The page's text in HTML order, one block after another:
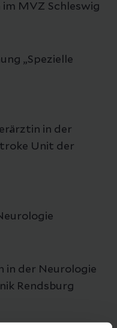
im MVZ Schleswig
„Spezielle
in der
Unit der
in der Neurologie
Rendsburg